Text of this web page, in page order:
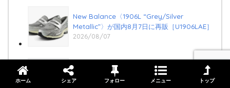
New Balance〈1906L “Grey/Silver
Metallic”〉が国内8月7日に再販［U1906LAE］
2026/08/07
Nike Cryoshot Mercurial Vapor 1 OG
“Chrome”が発売予定 ［IQ8161-001］
ホーム シェア フォロー メニュー トップ